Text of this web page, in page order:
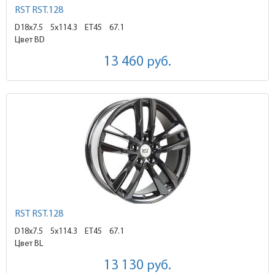
RST RST.128
D18x7.5 5x114.3 ET45
67.1
Цвет BD
13 460 руб.
RST RST.128
D18x7.5 5x114.3 ET45
67.1
Цвет BL
13 130 руб.